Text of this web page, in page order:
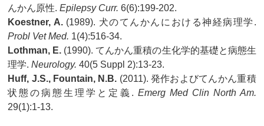
んかん原性.Epilepsy Curr. 6(6):199-202.
Koestner, A.(1989). 犬のてんかんにおける神経病理学.
Probl Vet Med. 1(4):516-34.
Lothman, E. (1990). てんかん重積の生化学的基礎と病態生
理学.Neurology. 40(5 Suppl 2):13-23.
Huff, J.S., Fountain, N.B. (2011). 発作およびてんかん重積
状態の病態生理学と定義. Emerg Med Clin North Am.
29(1):1-13.